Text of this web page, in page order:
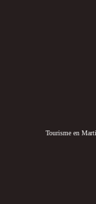
Tourisme en